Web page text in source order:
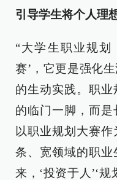
引导学生将个人理
“大学生职业规划
赛’，它更是强化
的生动实践。职
的临门一脚，而是
以职业规划大赛
条、宽领域的职业
来，‘投资于人’‘